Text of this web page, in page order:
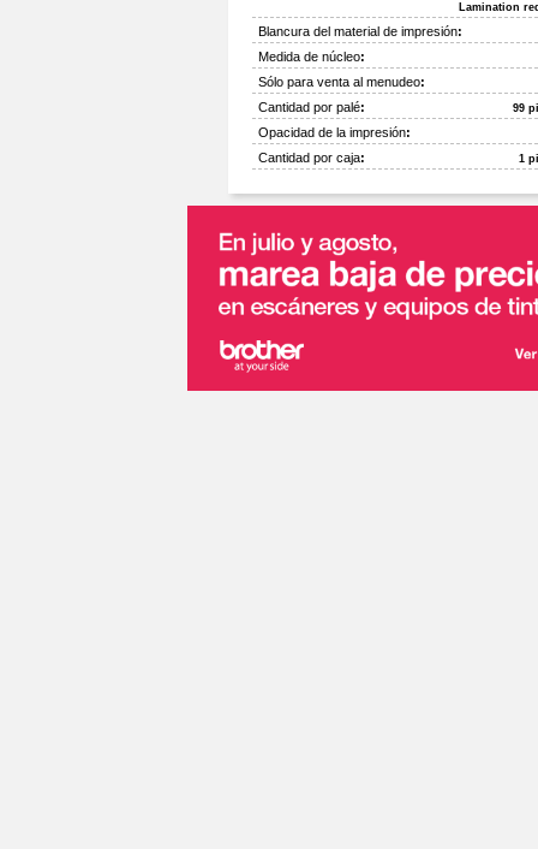
Lamination
Blancura del material de impresión:
Medida de núcleo:
Sólo para venta al menudeo:
Cantidad por palé: 99
Opacidad de la impresión:
Cantidad por caja: 1